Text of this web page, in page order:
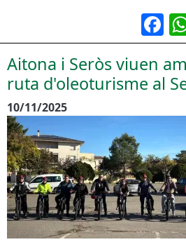
Aitona i Seròs viuen
ruta d'oleoturisme al
10/11/2025